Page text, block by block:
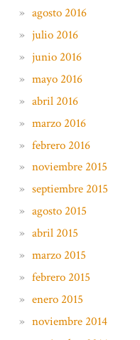
agosto 2016
julio 2016
junio 2016
mayo 2016
abril 2016
marzo 2016
febrero 2016
noviembre 2015
septiembre 2015
agosto 2015
abril 2015
marzo 2015
febrero 2015
enero 2015
noviembre 2014